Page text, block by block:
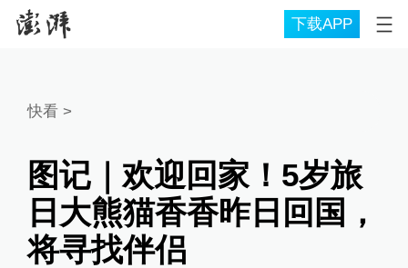
下载APP
快看>
图记｜欢迎回家！5岁旅
日大熊猫香香昨日回国，
将寻找伴侣